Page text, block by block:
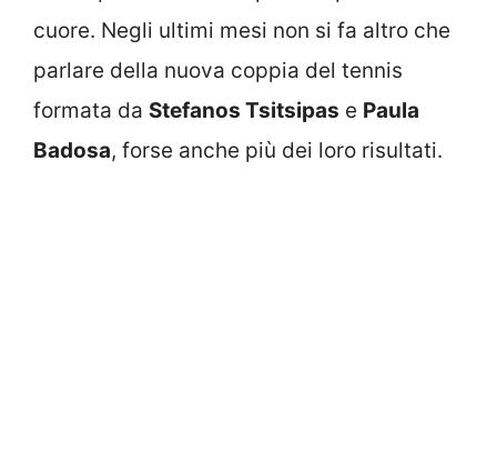
cuore. Negli ultimi mesi non si fa altro che
parlare della nuova coppia del tennis
formata da Stefanos Tsitsipas e Paula
Badosa, forse anche più dei loro risultati.